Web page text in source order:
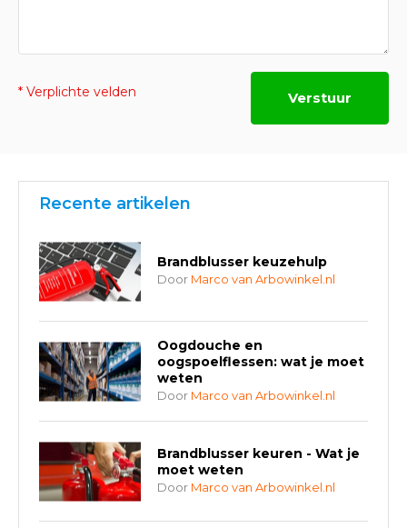
* Verplichte velden Verstuur
Recente artikelen
Brandblusser keuzehulp
Door Marco van Arbowinkel.nl
Oogdouche en
oogspoelflessen: wat je moet
weten
Door Marco van Arbowinkel.nl
Brandblusser keuren - Wat je
moet weten
Door Marco van Arbowinkel.nl